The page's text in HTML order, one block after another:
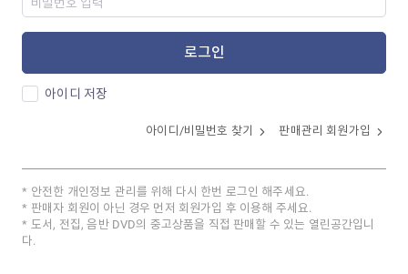
로그인
아이디 저장
아이디/비밀번호 찾기 판매관리 회원가입
안전한 개인정보 관리를 위해 다시 한번 로그인 해주세요.
판매자 회원이 아닌 경우 먼저 회원가입 후 이용해 주세요.
도서, 전집, 음반 DVD의 중고상품을 직접 판매할 수 있는 열린공간입니
다.